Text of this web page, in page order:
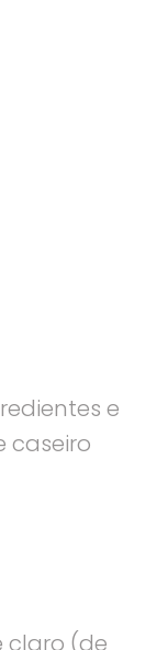
e
caseiro
claro (de